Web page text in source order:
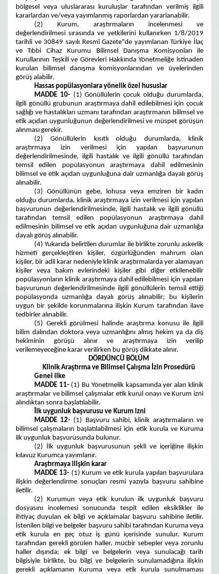
bölgesel veya uluslararası kuruluşlar tarafından verilmiş ilgili
kararlardan ve/veya yayımlanmış raporlardan yararlanabilir.
(2) Kurum, araştırmaların incelenmesi ve
değerlendirilmesi sırasında ve yetkilerini kullanırken 1/8/2019
tarihli ve 30849 sayılı Resmî Gazete"de yayımlanan Türkiye İlaç
ve Tıbbi Cihaz Kurumu Bilimsel Danışma Komisyonları ile
Kurullarının Teşkili ve Görevleri Hakkında Yönetmeliğe istinaden
kurulan bilimsel danışma komisyonlarından ve üyelerinden
görüş alabilir.
Hassas popülasyonlara yönelik özel hususlar
MADDE 10-(1) Gönüllülerin çocuk olduğu durumlarda,
ilgili gönüllü grubunun araştırmaya dahil edilebilmesi için çocuk
sağlığı ve hastalıkları uzmanı tarafından araştırmanın bilimsel ve
etik açıdan uygunluğunun değerlendirilmesi ve müspet görüşün
alınması gerekir.
(2) Gönüllülerin kısıtlı olduğu durumlarda, klinik
araştırmaya izin verilmesi için yapılan başvurunun
değerlendirilmesinde, ilgili hastalık ve ilgili gönüllü tarafından
temsil edilen popülasyonun araştırmaya dahil edilmesinin
bilimsel ve etik açıdan uygunluğuna dair uzmanlığa dayalı görüş
alınabilir.
(3) Gönüllünün gebe, lohusa veya emziren bir kadın
olduğu durumlarda, klinik araştırmaya izin verilmesi için yapılan
başvurunun değerlendirilmesinde, ilgili hastalık ve ilgili gönüllü
tarafından temsil edilen popülasyonun araştırmaya dahil
edilmesinin bilimsel ve etik açıdan uygunluğuna dair uzmanlığa
dayalı görüş alınabilir.
(4) Yukarıda belirtilen durumlar ile birlikte zorunlu askerlik
hizmeti gerçekleştiren kişiler, özgürlüğünden mahrum olan
kişiler, bir adli karar nedeniyle klinik araştırmalarda yer alamayan
kişiler veya bakım evlerindeki kişiler gibi diğer etkilenebilir
popülasyonların klinik araştırmaya dahil edilebilmesi için yapılan
başvurunun değerlendirilmesinde ilgili gönüllülerin temsil ettiği
popülasyonda uzmanlığa dayalı görüş alınabilir; bu kişilerin
uygun bir şekilde korunmalarına ilişkin Kurum tarafından ilave
tedbirler alınabilir.
(5) Gerekli görülmesi halinde araştırma konusu ile ilgili
bilim dalından doktora veya uzmanlığını almış hekim ya da diş
hekiminin görüşü alınır ve araştırmaya izin verilip
verilemeyeceğine karar verilirken bu görüş dikkate alınır.
DÖRDÜNCÜ BÖLÜM
Klinik Araştırma ve Bilimsel Çalışma İzin Prosedürü
Genel ilke
MADDE 11-(1) Bu Yönetmelik kapsamında yer alan klinik
araştırmalar ve bilimsel çalışmalar etik kurul onayı ve Kurum izni
alındıktan sonra başlatılabilir.
İlk uygunluk başvurusu ve Kurum izni
MADDE 12- (1) Başvuru sahibi, klinik araştırmaların ve
bilimsel çalışmaların başlatılabilmesi için etik kurula ve Kuruma
ilk uygunluk başvurusunda bulunur.
(2) İlk uygunluk başvurusunun şekli ve içeriğine ilişkin
kılavuz Kurumca yayımlanır.
Araştırmaya ilişkin karar
MADDE 13-(1) Kurum ve etik kurula yapılan başvurulara
ilişkin değerlendirme sonuçları resmi yazıyla başvuru sahibine
iletilir.
(2) Kurumun veya etik kurulun ilk uygunluk başvuru
dosyasını incelemesi sonucunda tespit edilen eksiklikler ile
ihtiyaç duyulan ek bilgi ve açıklamalar başvuru sahibine iletilir.
İstenilen bilgi ve belgeler başvuru sahibi tarafından Kuruma veya
etik kurula en geç otuz iş günü içerisinde sunulur. Kurum
tarafından gerekli görülen haller, mücbir sebepler veya zorunlu
haller dışında; ek bilgi ve belgelerin veya sunulacağı tarih
bilgisiyle birlikte, bu bilgi ve belgelerin sunulamadığına ilişkin
gerekli açıklamanın Kuruma veya etik kurula sunulmaması